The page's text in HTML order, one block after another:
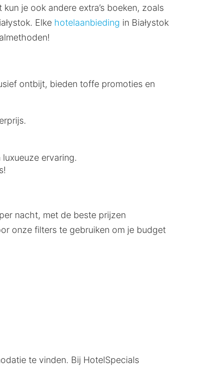
je ook andere extra’s boeken, zoals
Elke hotelaanbieding in Białystok
ontbijt, bieden toffe promoties en
ervaring.
nacht, met de beste prijzen
onze filters te gebruiken om je budget
te vinden. Bij HotelSpecials